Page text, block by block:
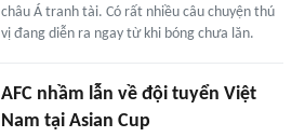
châu Á tranh tài. Có rất nhiều câu chuyện thú
vị đang diễn ra ngay từ khi bóng chưa lăn.
AFC nhầm lẫn về đội tuyển Việt
Nam tại Asian Cup